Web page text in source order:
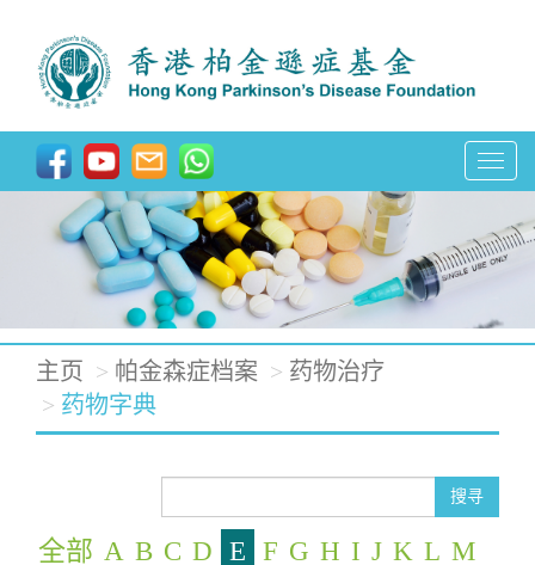
T
g
l
a
v
i
主页 帕金森症档案
药物治疗
药物字典
搜寻
全部 A B C D E F G H I J K L M